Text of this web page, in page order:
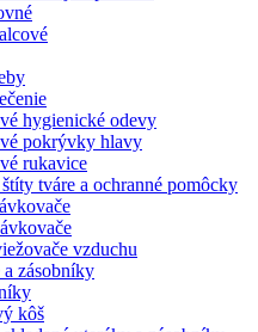
hygienické odevy
pokrývky hlavy
rukavice
tváre a ochranné pomôcky
vzduchu
a zásobníky
kôš